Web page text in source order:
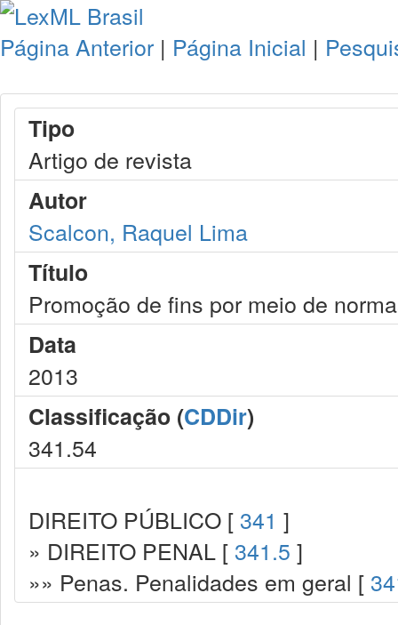
Página Anterior | Página Inicial |
Tipo
Artigo de revista
Autor
Scalcon, Raquel Lima
Título
Promoção de fins por meio de
Data
2013
Classificação (CDDir)
341.54
DIREITO PÚBLICO [ 341 ]
» DIREITO PENAL [ 341.5 ]
»» Penas. Penalidades em geral [